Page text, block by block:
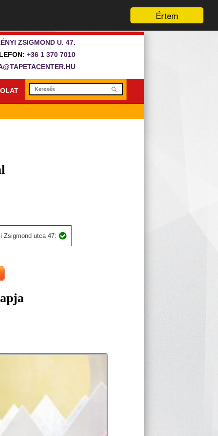
Értem
ZSIGMOND U. 47.
+36 1 370 7010
Zsigmond utca 47: